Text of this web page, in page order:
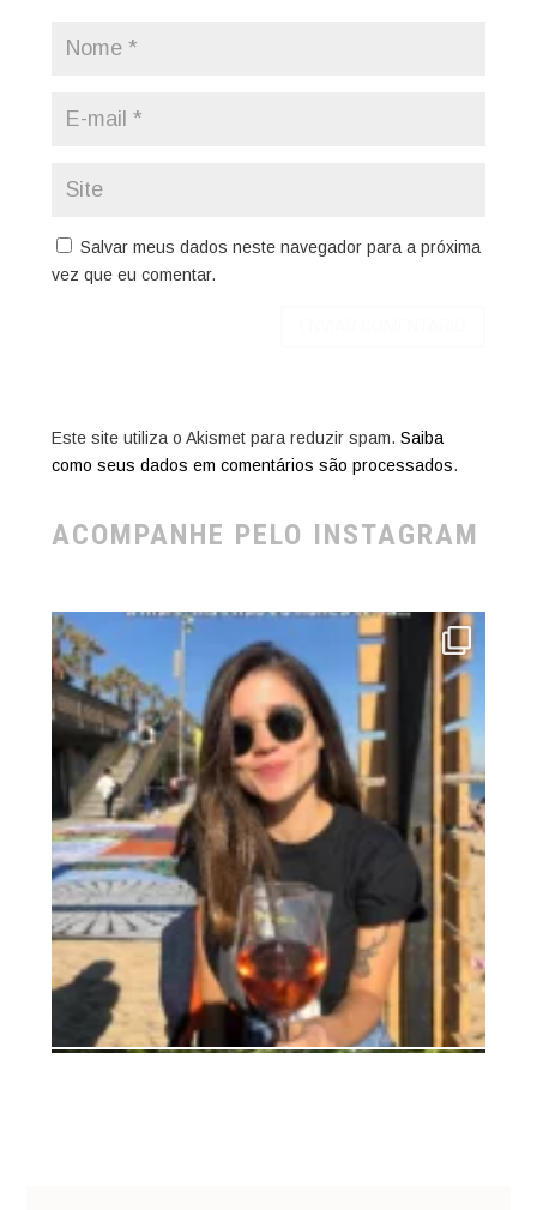
Salvar meus dados neste navegador para a próxima
vez que eu comentar.
Este site utiliza o Akismet para reduzir spam. Saiba
como seus dados em comentários são processados.
ACOMPANHE PELO INSTAGRAM